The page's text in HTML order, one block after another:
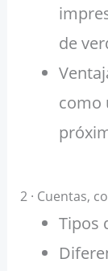
de
como
2 · Cuentas,
Tipos